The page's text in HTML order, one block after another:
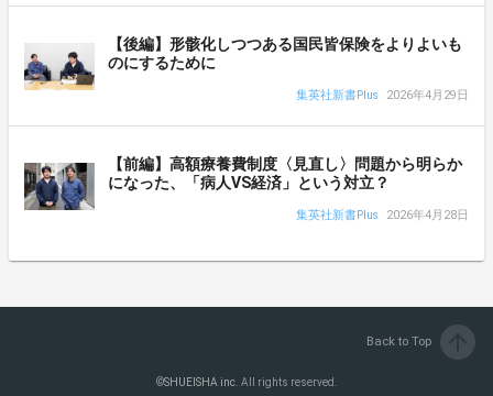
【後編】形骸化しつつある国民皆保険をよりよいも
のにするために
集英社新書Plus 2026年4月29日
【前編】高額療養費制度〈見直し〉問題から明らか
になった、「病人VS経済」という対立？
集英社新書Plus 2026年4月28日
Back to Top
©SHUEISHA inc. All rights reserved.